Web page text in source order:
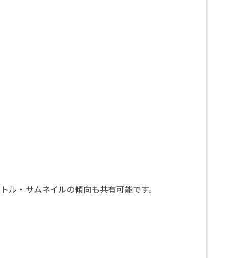
・サムネイルの傾向も共有可能です。